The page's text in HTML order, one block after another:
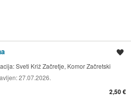
Sveti Križ Začretje, Komor Začretski
27.07.2026.
2,50 €